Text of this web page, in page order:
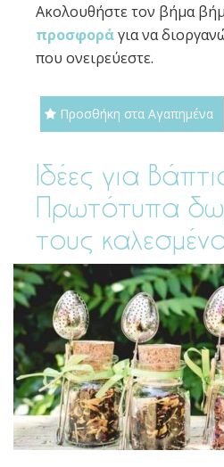
Ακολουθήστε τον βήμα
προσφοράγια να
που ονειρεύεστε.
Προσθήκη στα Αγαπημένα
Ιδέες για
Πρωτότυπα
τους